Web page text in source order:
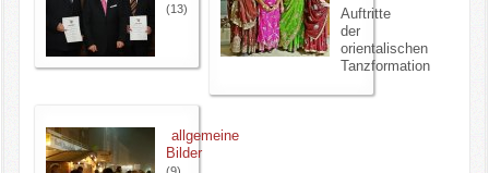
Kontakte
(13)
Auftritte
der
orientalischen
Tanzformation
allgemeine
Bilder